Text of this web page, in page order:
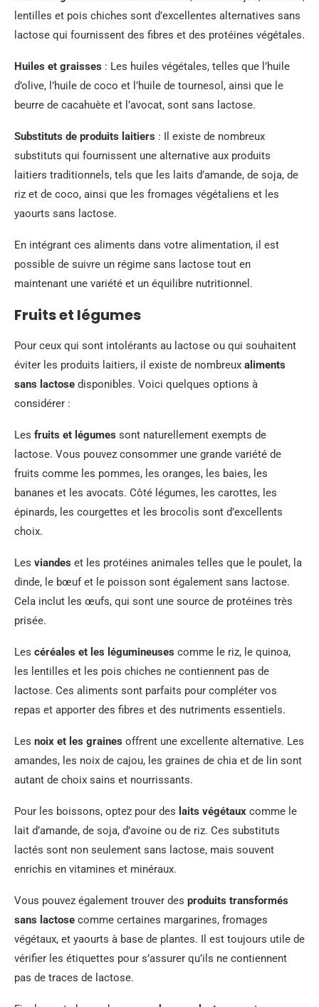
lentilles et pois chiches sont d’excellentes alternatives sans
lactose qui fournissent des fibres et des protéines végétales.
Huiles et graisses : Les huiles végétales, telles que l’huile
d’olive, l’huile de coco et l’huile de tournesol, ainsi que le
beurre de cacahuète et l’avocat, sont sans lactose.
Substituts de produits laitiers : Il existe de nombreux
substituts qui fournissent une alternative aux produits
laitiers traditionnels, tels que les laits d’amande, de soja, de
riz et de coco, ainsi que les fromages végétaliens et les
yaourts sans lactose.
En intégrant ces aliments dans votre alimentation, il est
possible de suivre un régime sans lactose tout en
maintenant une variété et un équilibre nutritionnel.
Fruits et légumes
Pour ceux qui sont intolérants au lactose ou qui souhaitent
éviter les produits laitiers, il existe de nombreux aliments
sans lactose disponibles. Voici quelques options à
considérer :
Les fruits et légumes sont naturellement exempts de
lactose. Vous pouvez consommer une grande variété de
fruits comme les pommes, les oranges, les baies, les
bananes et les avocats. Côté légumes, les carottes, les
épinards, les courgettes et les brocolis sont d’excellents
choix.
Les viandes et les protéines animales telles que le poulet, la
dinde, le bœuf et le poisson sont également sans lactose.
Cela inclut les œufs, qui sont une source de protéines très
prisée.
Les céréales et les légumineuses comme le riz, le quinoa,
les lentilles et les pois chiches ne contiennent pas de
lactose. Ces aliments sont parfaits pour compléter vos
repas et apporter des fibres et des nutriments essentiels.
Les noix et les graines offrent une excellente alternative. Les
amandes, les noix de cajou, les graines de chia et de lin sont
autant de choix sains et nourrissants.
Pour les boissons, optez pour des laits végétaux comme le
lait d’amande, de soja, d’avoine ou de riz. Ces substituts
lactés sont non seulement sans lactose, mais souvent
enrichis en vitamines et minéraux.
Vous pouvez également trouver des produits transformés
sans lactose comme certaines margarines, fromages
végétaux, et yaourts à base de plantes. Il est toujours utile de
vérifier les étiquettes pour s’assurer qu’ils ne contiennent
pas de traces de lactose.